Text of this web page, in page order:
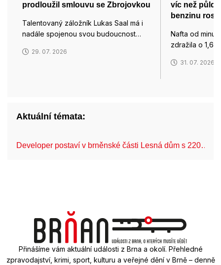
prodloužil smlouvu se Zbrojovkou
Talentovaný záložník Lukas Saal má i
nadále spojenou svou budoucnost…
29. 07. 2026
víc než
benzinu
Nafta od
zdražila o
31. 07. 2026
Aktuální témata:
Developer postaví v brněnské části Lesná dům s 220…
Přinášíme vám aktuální události z Brna a okolí. Přehledné
zpravodajství, krimi, sport, kulturu a veřejné dění v Brně – denně